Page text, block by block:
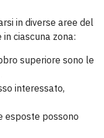
in diverse aree del
ciascuna zona:
superiore sono le
interessato,
esposte possono